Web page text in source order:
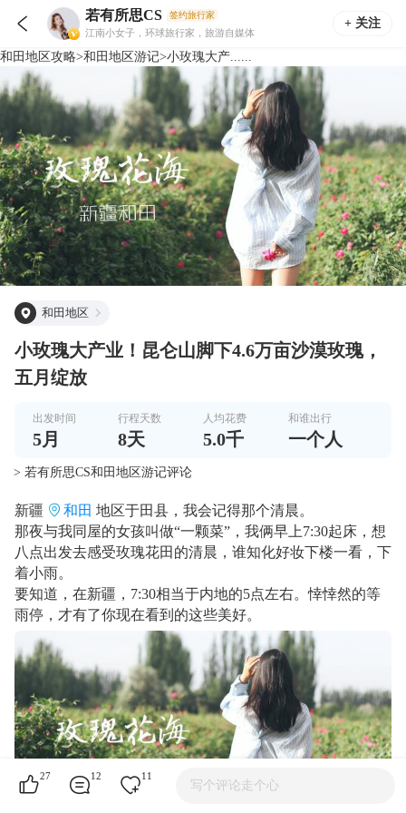
 若有所思CS 签约旅行家
江南小女子，环球旅行家，旅游自媒体
+ 关注
和田地区攻略>和田地区游记>小玫瑰大产......
和田地区
小玫瑰大产业！昆仑山脚下4.6万亩沙漠玫瑰，
五月绽放
出发时间
5月
行程天数
8天
人均花费
5.0千
和谁出行
一个人
> 若有所思CS和田地区游记评论
新疆 和田 地区于田县，我会记得那个清晨。
那夜与我同屋的女孩叫做“一颗菜”，我俩早上7:30起床，想
八点出发去感受玫瑰花田的清晨，谁知化好妆下楼一看，下
着小雨。
要知道，在新疆，7:30相当于内地的5点左右。悻悻然的等
雨停，才有了你现在看到的这些美好。
27 12 11
写个评论走个心